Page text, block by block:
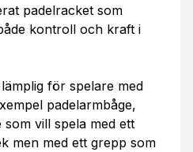
padelracket som
kontroll och kraft i
för spelare med
padelarmbåge,
vill spela med ett
men med ett grepp som